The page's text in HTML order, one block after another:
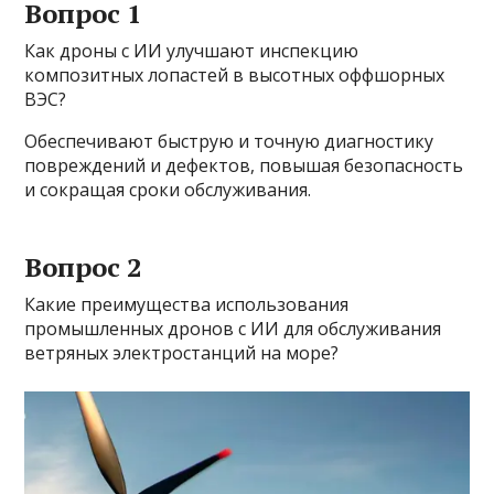
Вопрос 1
Как дроны с ИИ улучшают инспекцию
композитных лопастей в высотных оффшорных
ВЭС?
Обеспечивают быструю и точную диагностику
повреждений и дефектов, повышая безопасность
и сокращая сроки обслуживания.
Вопрос 2
Какие преимущества использования
промышленных дронов с ИИ для обслуживания
ветряных электростанций на море?